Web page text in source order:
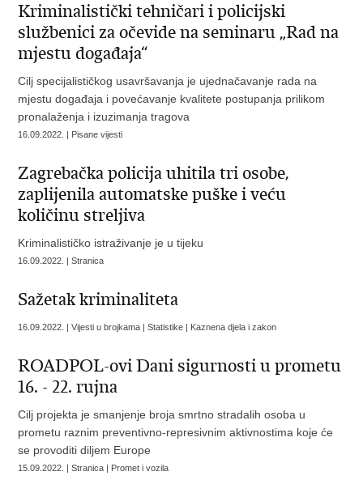
Kriminalistički tehničari i policijski
službenici za očevide na seminaru „Rad na
mjestu događaja“
Cilj specijalističkog usavršavanja je ujednačavanje rada na
mjestu događaja i povećavanje kvalitete postupanja prilikom
pronalaženja i izuzimanja tragova
16.09.2022. | Pisane vijesti
Zagrebačka policija uhitila tri osobe,
zaplijenila automatske puške i veću
količinu streljiva
Kriminalističko istraživanje je u tijeku
16.09.2022. | Stranica
Sažetak kriminaliteta
16.09.2022. | Vijesti u brojkama | Statistike | Kaznena djela i zakon
ROADPOL-ovi Dani sigurnosti u prometu
16. - 22. rujna
Cilj projekta je smanjenje broja smrtno stradalih osoba u
prometu raznim preventivno-represivnim aktivnostima koje će
se provoditi diljem Europe
15.09.2022. | Stranica | Promet i vozila